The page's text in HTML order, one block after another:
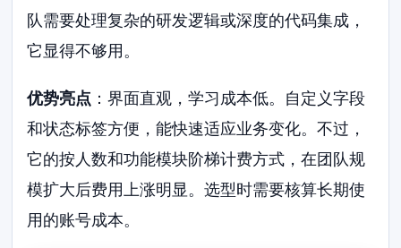
队需要处理复杂的研发逻辑或深度的代码集成，
它显得不够用。
优势亮点 ：界面直观，学习成本低。自定义字段
和状态标签方便，能快速适应业务变化。不过，
它的按人数和功能模块阶梯计费方式，在团队规
模扩大后费用上涨明显。选型时需要核算长期使
用的账号成本。